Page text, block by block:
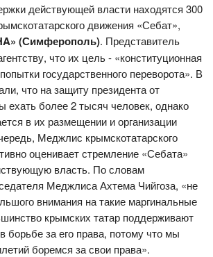
действующей власти находятся 300
движения «Себат»,
(Симферополь). Представитель
что их цель - «конституционная
государственного переворота». В
что на защиту президента от
ехать более 2 тысяч человек, однако
в их размещении и организации
Меджлис крымскотатарского
оценивает стремление «Себата»
власть. По словам
Меджлиса Ахтема Чийгоза, «не
внимания на такие маргинальные
крымских татар поддерживают
борьбе за его права, потому что мы
боремся за свои права».